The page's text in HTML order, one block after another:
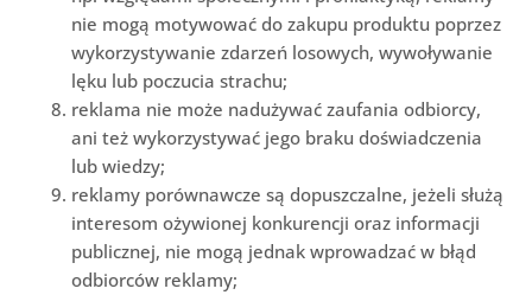
nie mogą motywować do zakupu produktu poprzez
wykorzystywanie zdarzeń losowych, wywoływanie
lęku lub poczucia strachu;
reklama nie może nadużywać zaufania odbiorcy,
ani też wykorzystywać jego braku doświadczenia
lub wiedzy;
reklamy porównawcze są dopuszczalne, jeżeli służą
interesom ożywionej konkurencji oraz informacji
publicznej, nie mogą jednak wprowadzać w błąd
odbiorców reklamy;